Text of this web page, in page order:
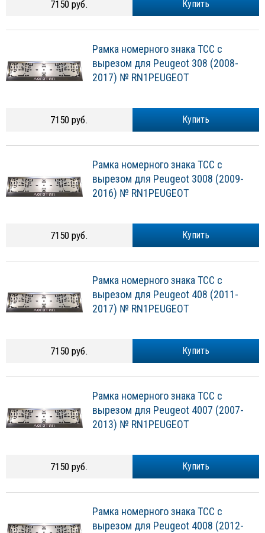
Купить
7150 руб.
Рамка номерного знака ТСС с
вырезом для Peugeot 308 (2008-
2017) № RN1PEUGEOT
Купить
7150 руб.
Рамка номерного знака ТСС с
вырезом для Peugeot 3008 (2009-
2016) № RN1PEUGEOT
Купить
7150 руб.
Рамка номерного знака ТСС с
вырезом для Peugeot 408 (2011-
2017) № RN1PEUGEOT
Купить
7150 руб.
Рамка номерного знака ТСС с
вырезом для Peugeot 4007 (2007-
2013) № RN1PEUGEOT
Купить
7150 руб.
Рамка номерного знака ТСС с
вырезом для Peugeot 4008 (2012-